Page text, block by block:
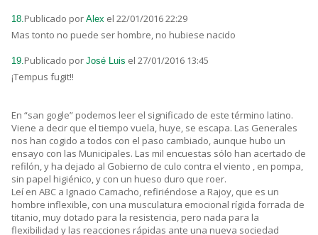
18. Publicado por Alex el 22/01/2016 22:29
Mas tonto no puede ser hombre, no hubiese nacido
19. Publicado por José Luis el 27/01/2016 13:45
¡Tempus fugit!!
En “san gogle” podemos leer el significado de este término latino.
Viene a decir que el tiempo vuela, huye, se escapa. Las Generales
nos han cogido a todos con el paso cambiado, aunque hubo un
ensayo con las Municipales. Las mil encuestas sólo han acertado de
refilón, y ha dejado al Gobierno de culo contra el viento , en pompa,
sin papel higiénico, y con un hueso duro que roer.
Leí en ABC a Ignacio Camacho, refiriéndose a Rajoy, que es un
hombre inflexible, con una musculatura emocional rígida forrada de
titanio, muy dotado para la resistencia, pero nada para la
flexibilidad y las reacciones rápidas ante una nueva sociedad